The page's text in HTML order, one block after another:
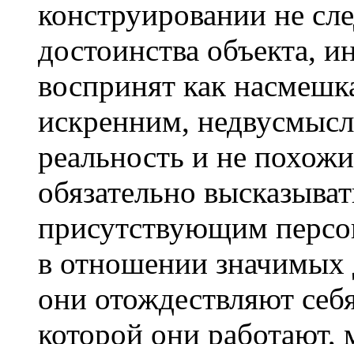
конструировании не
достоинства объекта,
воспринят как
искренним,
реальность и не
обязательно
присутствующим
в отношении значимых
они отождествляют
которой они